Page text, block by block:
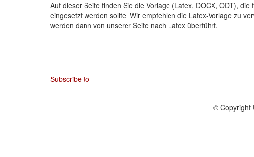
Vorlage
Auf dieser Seite finden Sie die Vorlage (Latex, DOCX, ODT),
eingesetzt werden sollte. Wir empfehlen die Latex-Vorlage zu
werden dann von unserer Seite nach Latex überführt.
Subscribe to
© Copyright